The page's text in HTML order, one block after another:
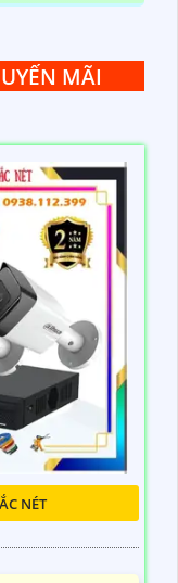
MÃI
NÉT